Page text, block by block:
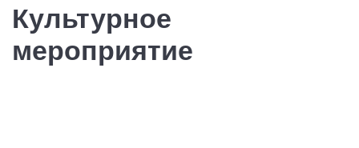
Культурное
мероприятие